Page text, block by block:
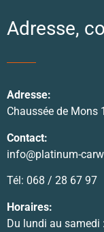
Adresse,
Adresse:
Chaussée de Mons
Contact:
info@platinum-
Tél: 068 / 28 67 97
Horaires:
Du lundi au